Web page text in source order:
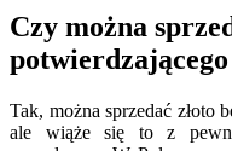
Czy można
Tak, można sprzedać złoto
ale wiąże się to z